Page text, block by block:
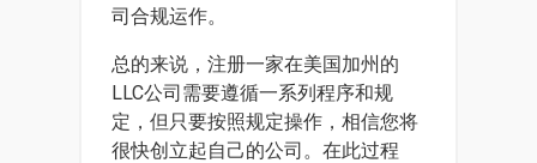
司合规运作。
总的来说，注册一家在美国加州的
LLC公司需要遵循一系列程序和规
定，但只要按照规定操作，相信您将
很快创立起自己的公司。在此过程